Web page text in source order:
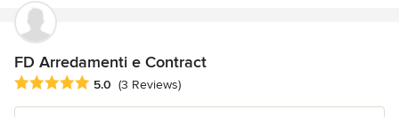
FD Arredamenti e Contract
Average rating: 5 out of 5 stars
5.0 (3 Reviews)